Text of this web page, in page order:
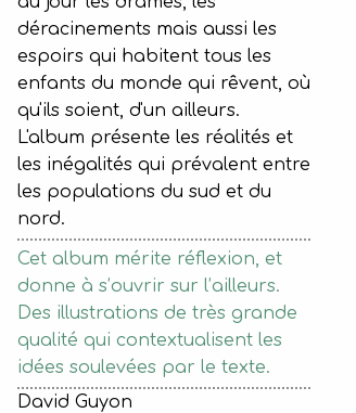
déracinements mais aussi les
espoirs qui habitent tous les
enfants du monde qui rêvent, où
qu'ils soient, d'un ailleurs.
L'album présente les réalités et
les inégalités qui prévalent entre
les populations du sud et du
nord.
Cet album mérite réflexion, et
donne à s’ouvrir sur l’ailleurs.
Des illustrations de très grande
qualité qui contextualisent les
idées soulevées par le texte.
David Guyon